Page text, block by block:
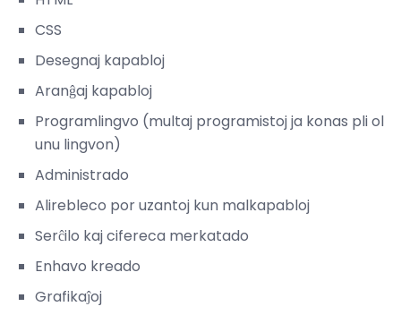
CSS
Desegnaj kapabloj
Aranĝaj kapabloj
Programlingvo (multaj programistoj ja konas pli ol
unu lingvon)
Administrado
Alirebleco por uzantoj kun malkapabloj
Serĉilo kaj cifereca merkatado
Enhavo kreado
Grafikaĵoj